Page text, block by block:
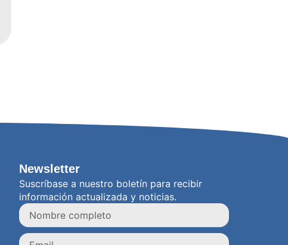
Newsletter
Suscríbase a nuestro boletín para recibir
información actualizada y noticias.